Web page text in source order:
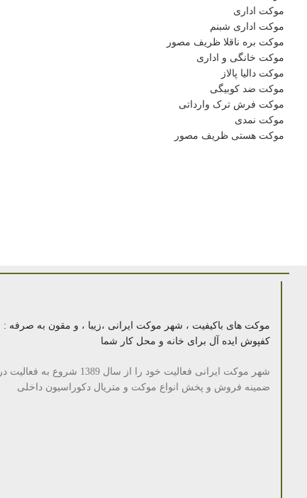
موکت اداری
موکت اداری شبنم
موکت بره ناقلا ظریف مصور
موکت خانگی و اداری
موکت دالیا پالاز
موکت ضد کوبیگی
موکت فرش ترک وارداتی
موکت نمدی
موکت هستی ظریف مصور
موکت های باکیفیت ، شهر موکت ایرانی ،زیبا ، و مقون به صرفه :
کفپوش ایده آل برای خانه و محل کار شما
شهر موکت ایرانی فعالیت خود را از سال 1389 شروع به فعالیت در
ضمینه فروش و پخش انواع موکت و متریال دکوراسیون داخلی